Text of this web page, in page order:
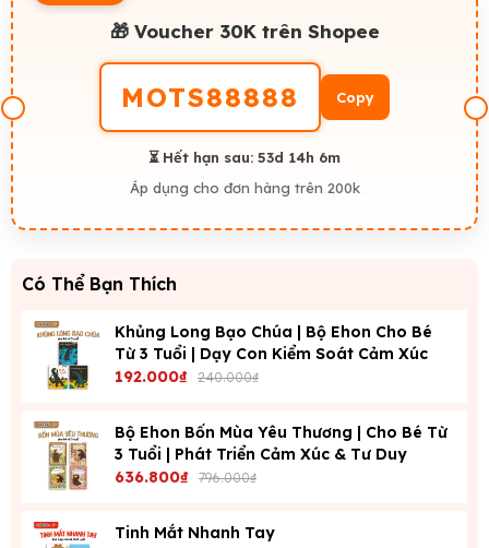
🎁 Voucher 30K trên Shopee
MOTS88888 Copy
⏳ Hết hạn sau: 53d 14h 6m
Áp dụng cho đơn hàng trên 200k
Có Thể Bạn Thích
Khủng Long Bạo Chúa | Bộ Ehon Cho Bé
Từ 3 Tuổi | Dạy Con Kiểm Soát Cảm Xúc
192.000₫ 240.000₫
Bộ Ehon Bốn Mùa Yêu Thương | Cho Bé Từ
3 Tuổi | Phát Triển Cảm Xúc & Tư Duy
636.800₫ 796.000₫
Tinh Mắt Nhanh Tay